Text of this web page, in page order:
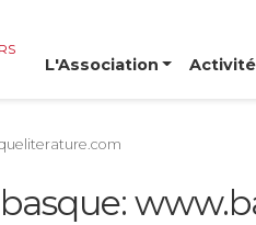
ET
L'Association